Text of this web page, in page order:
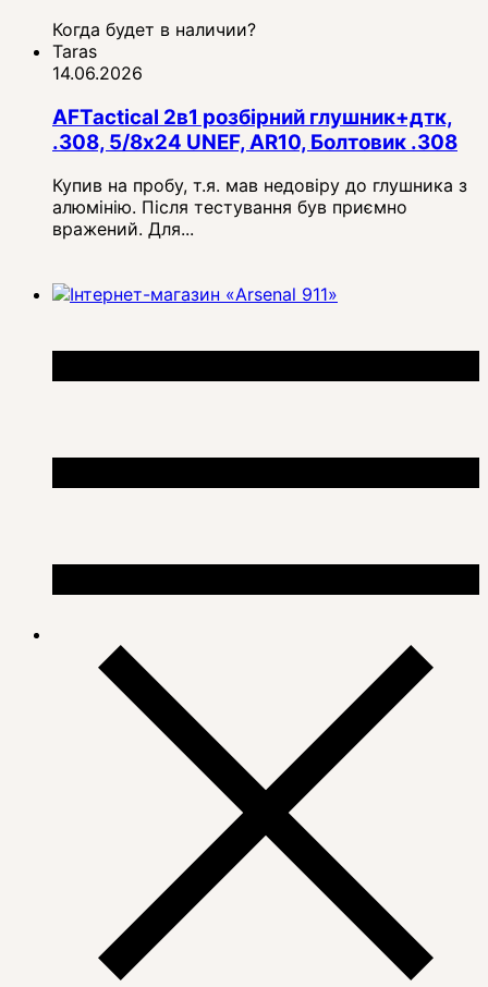
Когда будет в наличии?
Taras
14.06.2026
AFTactical 2в1 розбірний глушник+дтк,
.308, 5/8x24 UNEF, AR10, Болтовик .308
Купив на пробу, т.я. мав недовіру до глушника з
алюмінію. Після тестування був приємно
вражений. Для...